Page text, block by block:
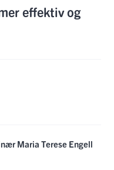
effektiv og
Maria Terese Engell